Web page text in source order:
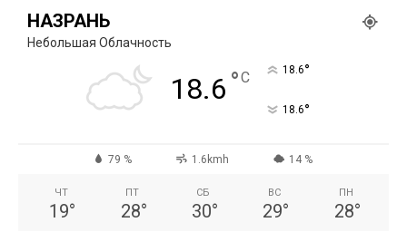
НАЗРАНЬ
Небольшая Облачность
18.6 °C 18.6°
18.6°
79 % 1.6kmh 14 %
ЧТ
19°
ПТ
28°
СБ
30°
ВС
29°
ПН
28°